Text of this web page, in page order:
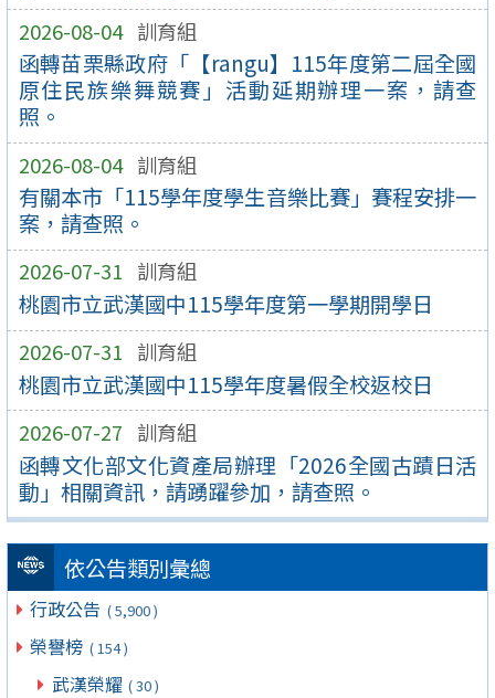
2026-08-04 訓育組
函轉苗栗縣政府「【rangu】115年度第二屆全國
原住民族樂舞競賽」活動延期辦理一案，請查
照。
2026-08-04 訓育組
有關本市「115學年度學生音樂比賽」賽程安排一
案，請查照。
2026-07-31 訓育組
桃園市立武漢國中115學年度第一學期開學日
2026-07-31 訓育組
桃園市立武漢國中115學年度暑假全校返校日
2026-07-27 訓育組
函轉文化部文化資產局辦理「2026全國古蹟日活
動」相關資訊，請踴躍參加，請查照。
依公告類別彙總
行政公告 ( 5,900 )
榮譽榜 ( 154 )
武漢榮耀 ( 30 )